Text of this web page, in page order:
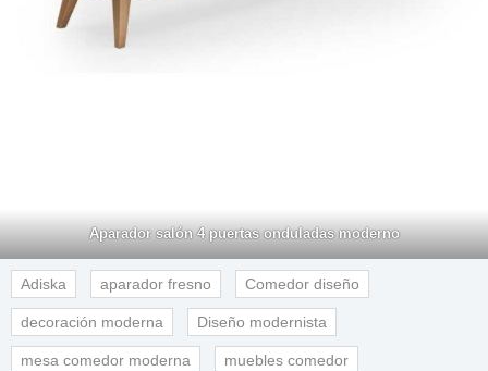
Aparador salón 4 puertas onduladas moderno
Adiska aparador fresno Comedor diseño
decoración moderna Diseño modernista
mesa comedor moderna muebles comedor